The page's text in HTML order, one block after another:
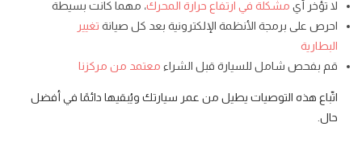
لا تؤخر أي مشكلة في ارتفاع حرارة المحرك، مهما كانت بسيطة
احرص على برمجة الأنظمة الإلكترونية بعد كل صيانة تغيير
البطارية
قم بفحص شامل للسيارة قبل الشراء معتمد من مركزنا
اتّباع هذه التوصيات يطيل من عمر سيارتك ويُبقيها دائمًا في أفضل
حال.